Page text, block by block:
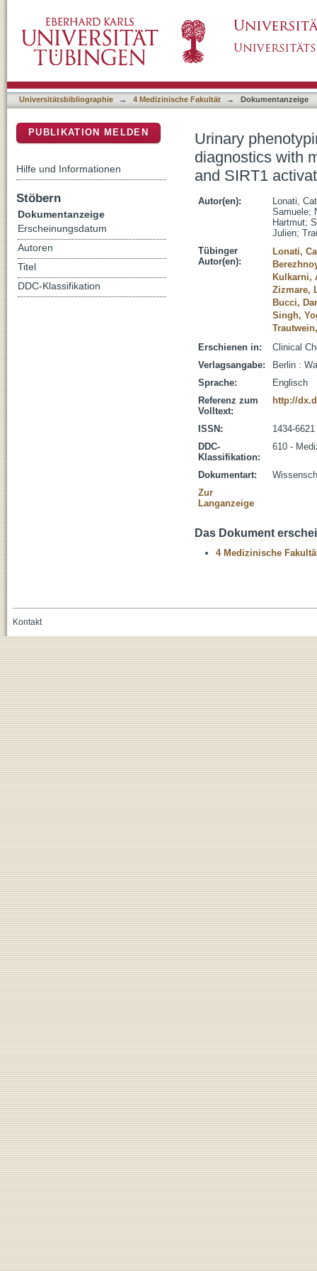
uncovers impaired NAD+ pathway and
Universitätsbibliographie → 4 Medizinische Fakultät → Dokumentanzeige
Urinary
diagnostics with
and SIRT1
Autor(en):
Lonati,
Samuele;
Hartmut;
Julien;
Tübinger
Autor(en):
Lonati,
Kulkarni,
Zizmare,
Bucci,
Singh,
Erschienen in:
Clinical
Verlagsangabe:
Berlin :
Sprache:
Englisch
Referenz zum
Volltext:
http://
ISSN:
1434-6621
DDC-
Klassifikation:
610 -
Dokumentart:
Zur
Langanzeige
Das Dokument
4 Medizinische
PUBLIKATION MELDEN
Hilfe und Informationen
Stöbern
Dokumentanzeige
Erscheinungsdatum
Autoren
Titel
DDC-Klassifikation
Kontakt